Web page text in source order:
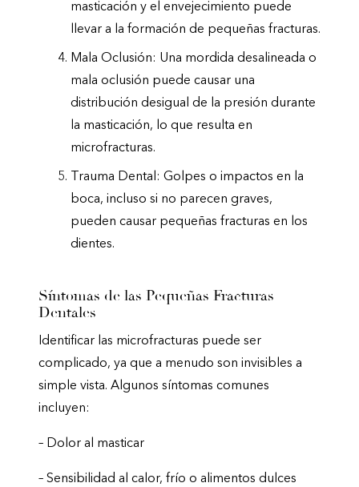
masticación y el envejecimiento puede
llevar a la formación de pequeñas fracturas.
Mala Oclusión: Una mordida desalineada o
mala oclusión puede causar una
distribución desigual de la presión durante
la masticación, lo que resulta en
microfracturas.
Trauma Dental: Golpes o impactos en la
boca, incluso si no parecen graves,
pueden causar pequeñas fracturas en los
dientes.
Síntomas de las Pequeñas Fracturas
Dentales
Identificar las microfracturas puede ser
complicado, ya que a menudo son invisibles a
simple vista. Algunos síntomas comunes
incluyen:
– Dolor al masticar
– Sensibilidad al calor, frío o alimentos dulces